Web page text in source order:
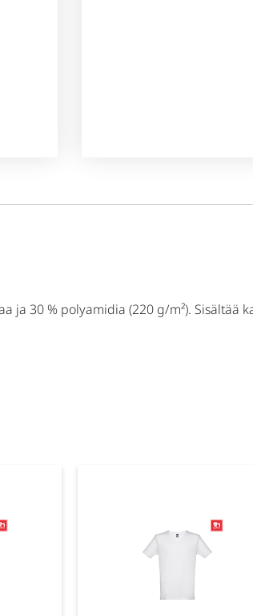
ja 30 % polyamidia (220 g/m²).